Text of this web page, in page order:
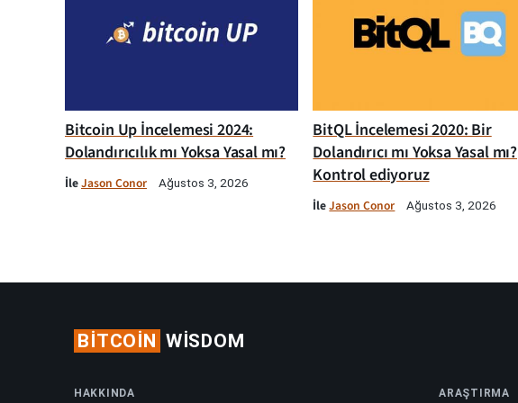
Bitcoin Up İncelemesi 2024:
Dolandırıcılık mı Yoksa Yasal mı?
İleJason Conor Ağustos 3, 2026
BitQL İncelemesi 2020: Bir
Dolandırıcı mı Yoksa Yasal mı?
Kontrol ediyoruz
İleJason Conor Ağustos 3, 2026
BITCOIN WISDOM
HAKKINDA ARAŞTIRMA